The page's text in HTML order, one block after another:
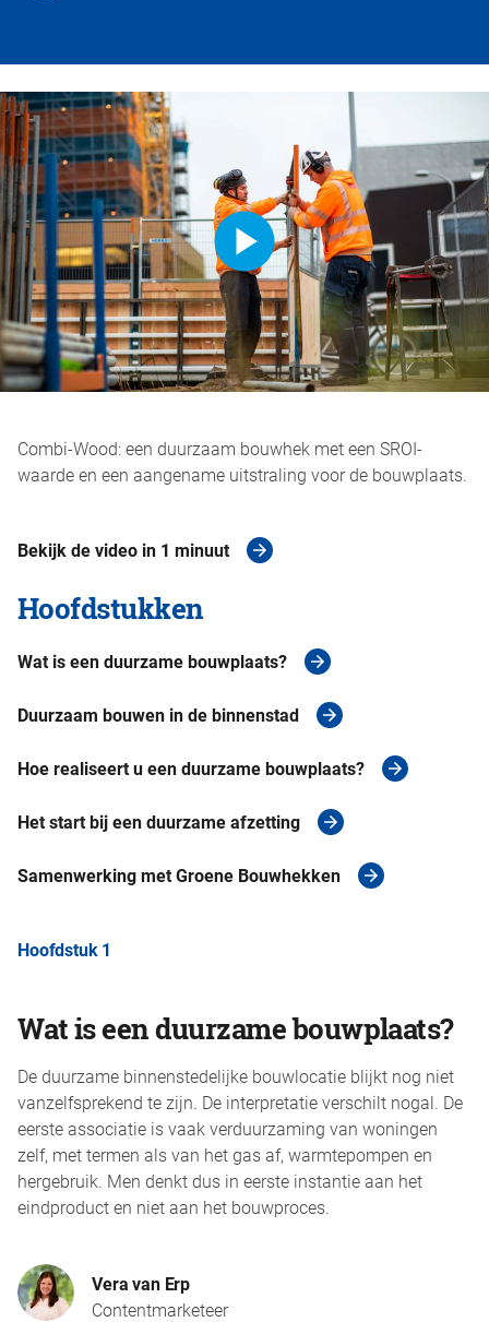
Combi-Wood: een duurzaam bouwhek met een SROI-
waarde en een aangename uitstraling voor de bouwplaats.
Bekijk de video in 1 minuut
Hoofdstukken
Wat is een duurzame bouwplaats?
Duurzaam bouwen in de binnenstad
Hoe realiseert u een duurzame bouwplaats?
Het start bij een duurzame afzetting
Samenwerking met Groene Bouwhekken
Hoofdstuk 1
Wat is een duurzame bouwplaats?
De duurzame binnenstedelijke bouwlocatie blijkt nog niet
vanzelfsprekend te zijn. De interpretatie verschilt nogal. De
eerste associatie is vaak verduurzaming van woningen
zelf, met termen als van het gas af, warmtepompen en
hergebruik. Men denkt dus in eerste instantie aan het
eindproduct en niet aan het bouwproces.
Vera van Erp
Contentmarketeer